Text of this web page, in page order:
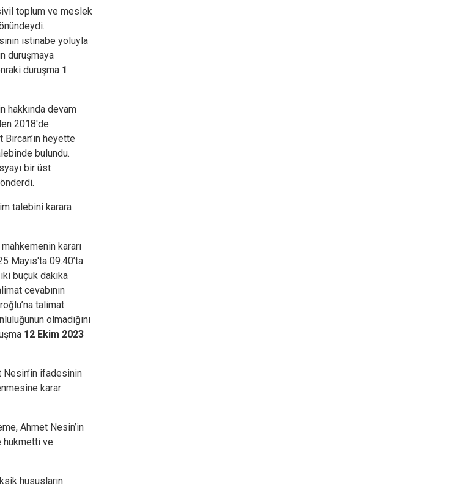
toplum ve meslek
istinabe yoluyla
duruşmaya
duruşma 1
hakkında devam
2018'de
heyette
bulundu.
bir üst
talebini karara
kararı
Mayıs'ta 09.40’ta
buçuk dakika
cevabının
talimat
olmadığını
12 Ekim 2023
ifadesinin
karar
Ahmet Nesin’in
hükmetti ve
hususların